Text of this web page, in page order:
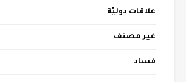
علاقات دوليّة
غير مصنف
فساد